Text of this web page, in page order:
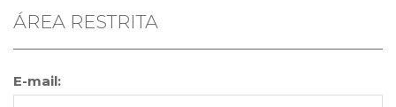
ÁREA RESTRITA
E-mail: